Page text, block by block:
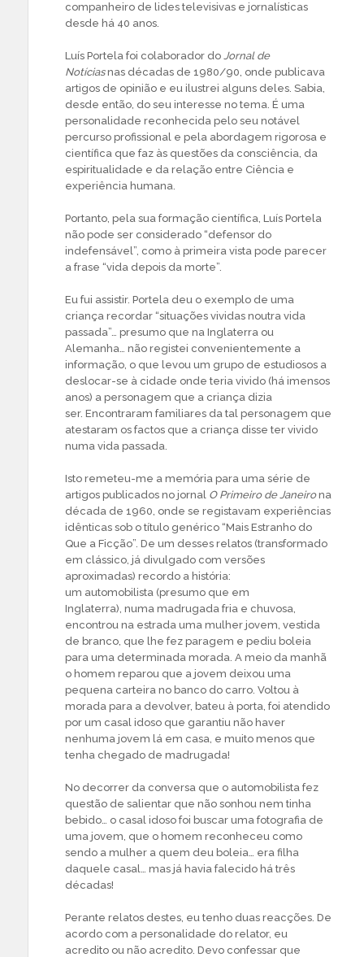
companheiro de lides televisivas e jornalísticas
desde há 40 anos.
Luís Portela foi colaborador do Jornal de
Notíciasnas décadas de 1980/90, onde publicava
artigos de opinião e eu ilustrei alguns deles. Sabia,
desde então, do seu interesse no tema. É uma
personalidade reconhecida pelo seu notável
percurso profissional e pela abordagem rigorosa e
científica que faz às questões da consciência, da
espiritualidade e da relação entre Ciência e
experiência humana.
Portanto, pela sua formação científica, Luís Portela
não pode ser considerado “defensor do
indefensável”, como à primeira vista pode parecer
a frase “vida depois da morte”.
Eu fui assistir. Portela deu o exemplo de uma
criança recordar “situações vividas noutra vida
passada”… presumo que na Inglaterra ou
Alemanha… não registei convenientemente a
informação, o que levou um grupo de estudiosos a
deslocar-se à cidade onde teria vivido (há imensos
anos) a personagem que a criança dizia
ser. Encontraram familiares da tal personagem que
atestaram os factos que a criança disse ter vivido
numa vida passada.
Isto remeteu-me a memória para uma série de
artigos publicados no jornal O Primeiro de Janeirona
década de 1960, onde se registavam experiências
idênticas sob o título genérico “Mais Estranho do
Que a Ficção”. De um desses relatos (transformado
em clássico, já divulgado com versões
aproximadas) recordo a história:
um automobilista (presumo que em
Inglaterra), numa madrugada fria e chuvosa,
encontrou na estrada uma mulher jovem, vestida
de branco, que lhe fez paragem e pediu boleia
para uma determinada morada. A meio da manhã
o homem reparou que a jovem deixou uma
pequena carteira no banco do carro. Voltou à
morada para a devolver, bateu à porta, foi atendido
por um casal idoso que garantiu não haver
nenhuma jovem lá em casa, e muito menos que
tenha chegado de madrugada!
No decorrer da conversa que o automobilista fez
questão de salientar que não sonhou nem tinha
bebido… o casal idoso foi buscar uma fotografia de
uma jovem, que o homem reconheceu como
sendo a mulher a quem deu boleia… era filha
daquele casal… mas já havia falecido há três
décadas!
Perante relatos destes, eu tenho duas reacções. De
acordo com a personalidade do relator, eu
acredito ou não acredito. Devo confessar que